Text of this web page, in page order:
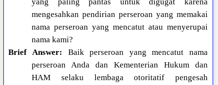
mengesahkan pendirian perseroan yang memakai
nama perseroan yang mencatut atau menyerupai
nama kami?
Brief Answer: Baik perseroan yang mencatut nama
perseroan Anda dan Kementerian Hukum dan
HAM selaku lembaga otoritatif pengesah